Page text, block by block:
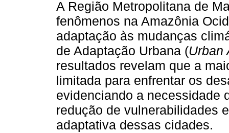
A Região Metropolitana de
fenômenos na Amazônia
adaptação às mudanças
de Adaptação Urbana (Urban
resultados revelam que a
limitada para enfrentar os
evidenciando a necessidade
redução de vulnerabilidades
adaptativa dessas cidades.